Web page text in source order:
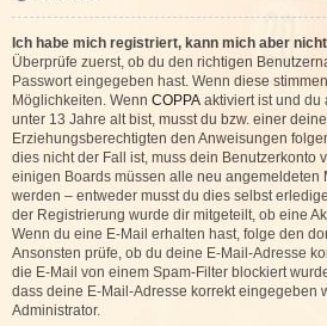
Ich habe mich registriert, kann mich aber
Überprüfe zuerst, ob du den richtigen
Passwort eingegeben hast. Wenn diese
Möglichkeiten. Wenn COPPA aktiviert ist und du
unter 13 Jahre alt bist, musst du bzw. einer
Erziehungsberechtigten den Anweisungen
dies nicht der Fall ist, muss dein Benutzerkonto
einigen Boards müssen alle neu angemeldeten
werden – entweder musst du dies selbst
der Registrierung wurde dir mitgeteilt, ob eine
Wenn du eine E-Mail erhalten hast, folge den
Ansonsten prüfe, ob du deine E-Mail-Adresse
die E-Mail von einem Spam-Filter blockiert
dass deine E-Mail-Adresse korrekt eingegeben
Administrator.